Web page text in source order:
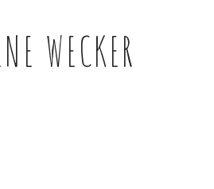
WECKER